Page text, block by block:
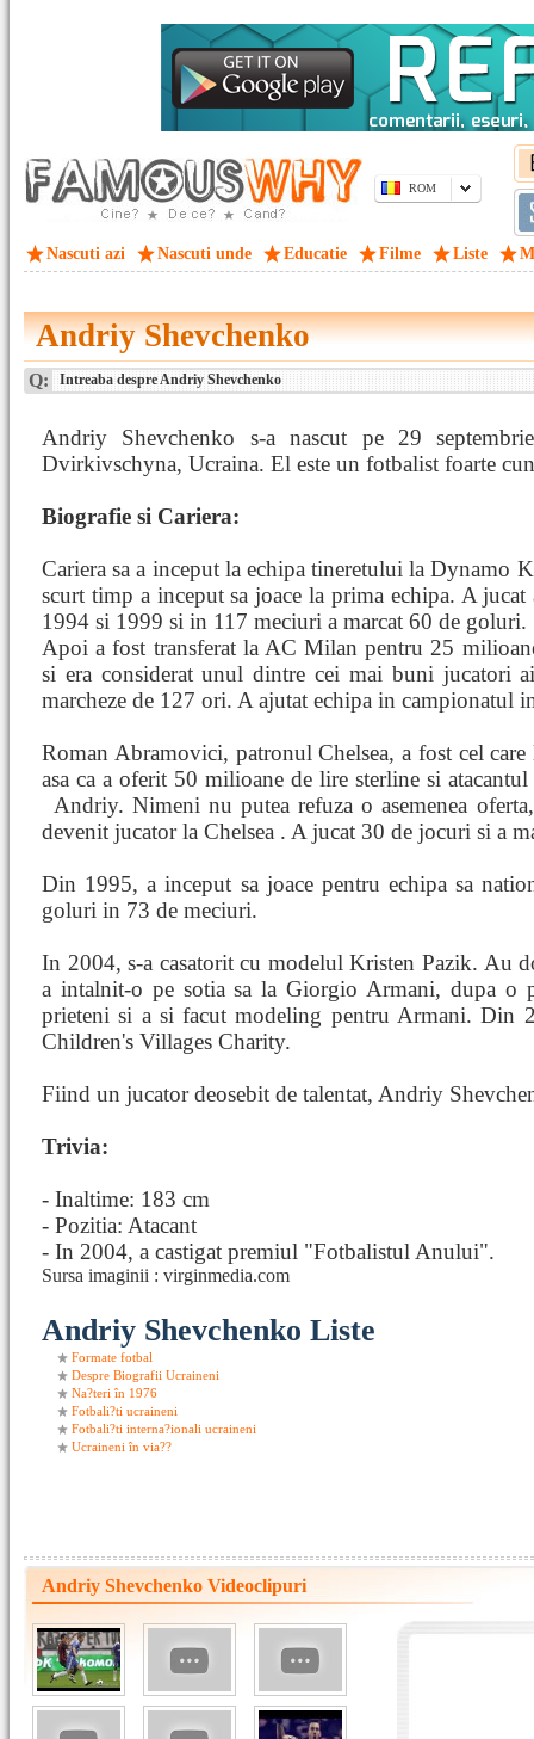
ROM
Nascuti azi Nascuti unde Educatie Filme Liste
Andriy Shevchenko
Q: Intreaba despre Andriy Shevchenko
Andriy Shevchenko s-a nascut pe 29
Dvirkivschyna, Ucraina. El este un fotbalist foarte
Biografie si Cariera:
Cariera sa a inceput la echipa tineretului la Dynamo
scurt timp a inceput sa joace la prima echipa. A jucat
1994 si 1999 si in 117 meciuri a marcat 60 de goluri.
Apoi a fost transferat la AC Milan pentru 25
si era considerat unul dintre cei mai buni jucatori
marcheze de 127 ori. A ajutat echipa in campionatul
Roman Abramovici, patronul Chelsea, a fost cel
asa ca a oferit 50 milioane de lire sterline si
Andriy. Nimeni nu putea refuza o asemenea
devenit jucator la Chelsea . A jucat 30 de jocuri si a
Din 1995, a inceput sa joace pentru echipa sa
goluri in 73 de meciuri.
In 2004, s-a casatorit cu modelul Kristen Pazik. Au
a intalnit-o pe sotia sa la Giorgio Armani, dupa o
prieteni si a si facut modeling pentru Armani. Din
Children's Villages Charity.
Fiind un jucator deosebit de talentat, Andriy
Trivia:
- Inaltime: 183 cm
- Pozitia: Atacant
- In 2004, a castigat premiul "Fotbalistul Anului".
Sursa imaginii : virginmedia.com
Andriy Shevchenko Liste
Formate fotbal
Despre Biografii Ucraineni
Na?teri în 1976
Fotbali?ti ucraineni
Fotbali?ti interna?ionali ucraineni
Ucraineni în via??
Andriy Shevchenko Videoclipuri